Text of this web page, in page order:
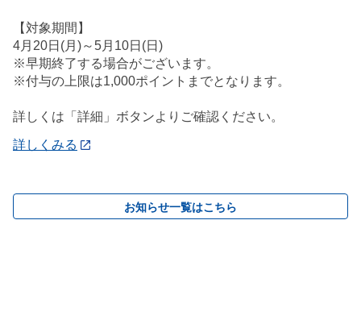
【対象期間】
4月20日(月)～5月10日(日)
※早期終了する場合がございます。
※付与の上限は1,000ポイントまでとなります。
詳しくは「詳細」ボタンよりご確認ください。
詳しくみる
お知らせ一覧はこちら